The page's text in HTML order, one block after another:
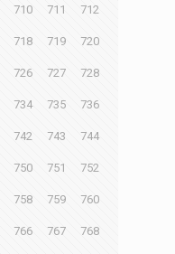
710 711 712
718 719 720
726 727 728
734 735 736
742 743 744
750 751 752
758 759 760
766 767 768